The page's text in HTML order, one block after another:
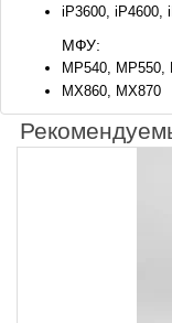
iP3600, iP4600,
МФУ:
MP540, MP550,
MX860, MX870